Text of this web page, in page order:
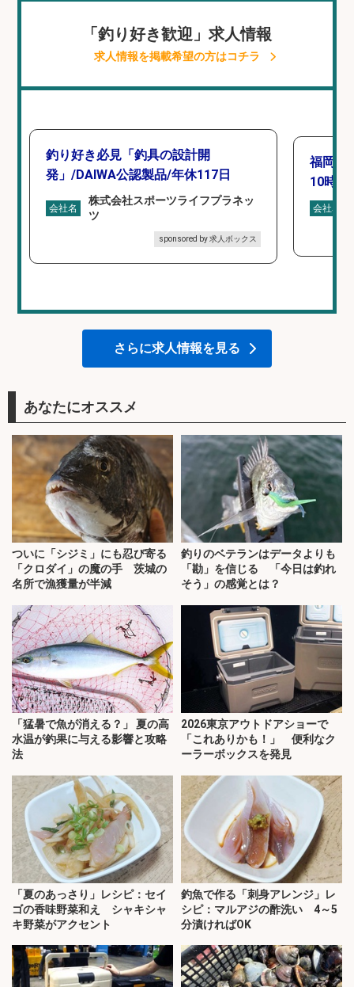
「釣り好き歓迎」求人情報
求人情報を掲載希望の方はコチラ
釣り好き必見「釣具の設計開
発」/DAIWA公認製品/年休117日
会社名
株式会社スポーツライフプラネッ
ツ
sponsored by 求人ボックス
福岡「
10時間
会社名
さらに求人情報を見る
あなたにオススメ
ついに「シジミ」にも忍び寄る
「クロダイ」の魔の手 茨城の
名所で漁獲量が半減
釣りのベテランはデータよりも
「勘」を信じる 「今日は釣れ
そう」の感覚とは？
「猛暑で魚が消える？」 夏の高
水温が釣果に与える影響と攻略
法
2026東京アウトドアショーで
「これありかも！」 便利なク
ーラーボックスを発見
「夏のあっさり」レシピ：セイ
ゴの香味野菜和え シャキシャ
キ野菜がアクセント
釣魚で作る「刺身アレンジ」レ
シピ：マルアジの酢洗い 4～5
分漬ければOK